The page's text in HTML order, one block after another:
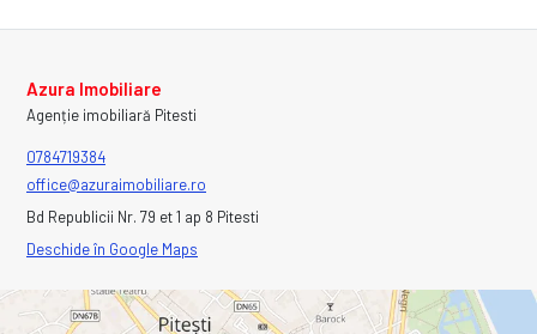
Azura Imobiliare
Agenție imobiliară Pitesti
0784719384
office@azuraimobiliare.ro
Bd Republicii Nr. 79 et 1 ap 8 Pitesti
Deschide în Google Maps